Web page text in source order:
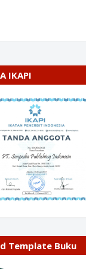
IKAPI
Template Buku